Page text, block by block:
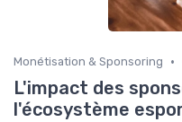
Monétisation & Sponsoring •
L'impact des
l'écosystème